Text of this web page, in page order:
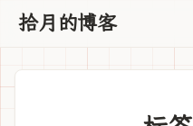
拾月的博客